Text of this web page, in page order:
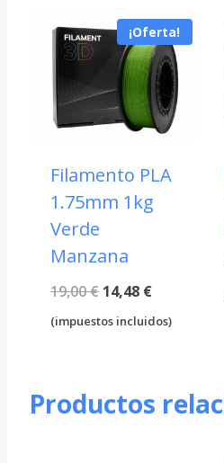
¡Oferta!
Filamento PLA
1.75mm 1kg
Verde
Manzana
19,00€ El
precio
19,00 €.
14,48 €El
precio
14,48 €.
(impuestos incluidos)
Productos